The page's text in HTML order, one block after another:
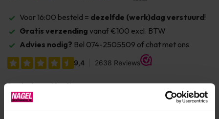
Voor 16:00 besteld = dezelfde (werk)dag verstuurd!
Gratis verzending vanaf €100 excl. BTW
Advies nodig? Bel 074-2505509 of chat met ons
Product specificaties
Artikelnummer 40706